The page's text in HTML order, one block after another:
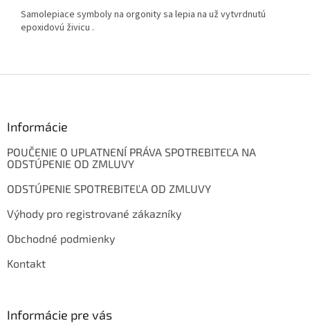
Samolepiace symboly na orgonity sa lepia na už vytvrdnutú
epoxidovú živicu .
Informácie
POUČENIE O UPLATNENÍ PRÁVA SPOTREBITEĽA NA
ODSTÚPENIE OD ZMLUVY
ODSTÚPENIE SPOTREBITEĽA OD ZMLUVY
Výhody pro registrované zákazníky
Obchodné podmienky
Kontakt
Informácie pre vás